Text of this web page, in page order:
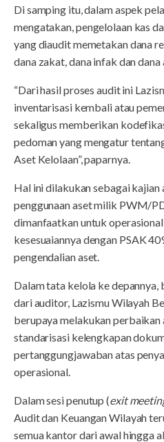
Di samping itu, dalam aspek
mengatakan, pengelolaan kas
yang diaudit memetakan dana
dana zakat, dana infak dan dana
“Dari hasil proses audit ini
inventarisasi kembali atau
sekaligus memberikan
pedoman yang mengatur
Aset Kelolaan”, paparnya.
Hal ini dilakukan sebagai kajian
penggunaan aset milik PWM/
dimanfaatkan untuk
kesesuaiannya dengan PSAK
pengendalian aset.
Dalam tata kelola ke
dari auditor, Lazismu Wilayah
berupaya melakukan
standarisasi kelengkapan
pertanggungjawaban atas
operasional.
Dalam sesi penutup (exit
Audit dan Keuangan Wilayah
semua kantor dari awal hingga